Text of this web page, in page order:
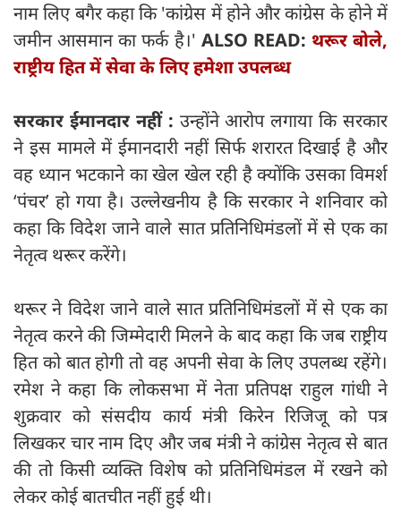
नाम लिए बगैर कहा कि 'कांग्रेस में होने और कांग्रेस के होने में
जमीन आसमान का फर्क है।' ALSO READ: थरूर बोले,
राष्ट्रीय हित में सेवा के लिए हमेशा उपलब्ध
सरकार ईमानदार नहीं : उन्होंने आरोप लगाया कि सरकार
ने इस मामले में ईमानदारी नहीं सिर्फ शरारत दिखाई है और
वह ध्यान भटकाने का खेल खेल रही है क्योंकि उसका विमर्श
‘पंचर’ हो गया है। उल्लेखनीय है कि सरकार ने शनिवार को
कहा कि विदेश जाने वाले सात प्रतिनिधिमंडलों में से एक का
नेतृत्व थरूर करेंगे।
थरूर ने विदेश जाने वाले सात प्रतिनिधिमंडलों में से एक का
नेतृत्व करने की जिम्मेदारी मिलने के बाद कहा कि जब राष्ट्रीय
हित को बात होगी तो वह अपनी सेवा के लिए उपलब्ध रहेंगे।
रमेश ने कहा कि लोकसभा में नेता प्रतिपक्ष राहुल गांधी ने
शुक्रवार को संसदीय कार्य मंत्री किरेन रिजिजू को पत्र
लिखकर चार नाम दिए और जब मंत्री ने कांग्रेस नेतृत्व से बात
की तो किसी व्यक्ति विशेष को प्रतिनिधिमंडल में रखने को
लेकर कोई बातचीत नहीं हुई थी।